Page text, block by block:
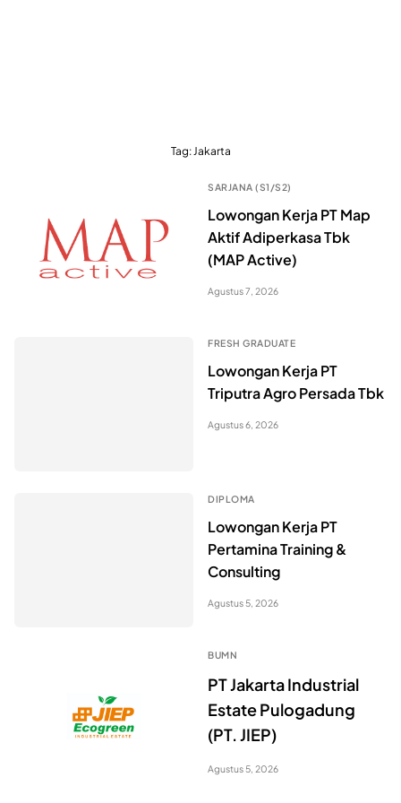
Tag: Jakarta
SARJANA (S1/S2)
Lowongan Kerja PT Map
Aktif Adiperkasa Tbk
(MAP Active)
Agustus 7, 2026
FRESH GRADUATE
Lowongan Kerja PT
Triputra Agro Persada Tbk
Agustus 6, 2026
DIPLOMA
Lowongan Kerja PT
Pertamina Training &
Consulting
Agustus 5, 2026
BUMN
PT Jakarta Industrial
Estate Pulogadung
(PT. JIEP)
Agustus 5, 2026